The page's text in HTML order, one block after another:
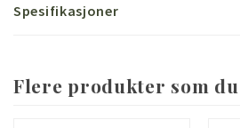
Spesifikasjoner
Flere produkter som